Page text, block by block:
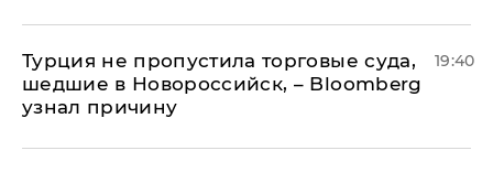
Турция не пропустила торговые суда,
шедшие в Новороссийск, – Bloomberg
узнал причину
19:40